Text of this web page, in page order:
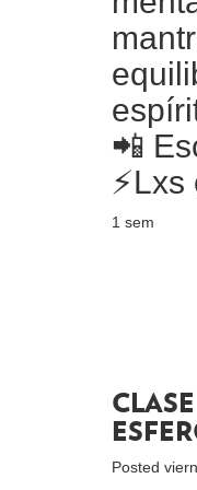
📲
1 sem
Posted